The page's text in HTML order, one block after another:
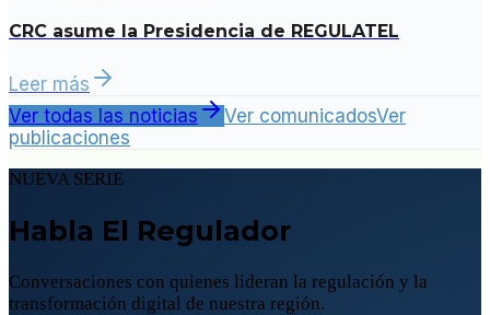
CRC asume la Presidencia de REGULATEL
Leer más
Ver todas las noticias
Ver comunicadosVer
publicaciones
NUEVA SERIE
Habla El Regulador
Conversaciones con quienes lideran la regulación y la
transformación digital de nuestra región.